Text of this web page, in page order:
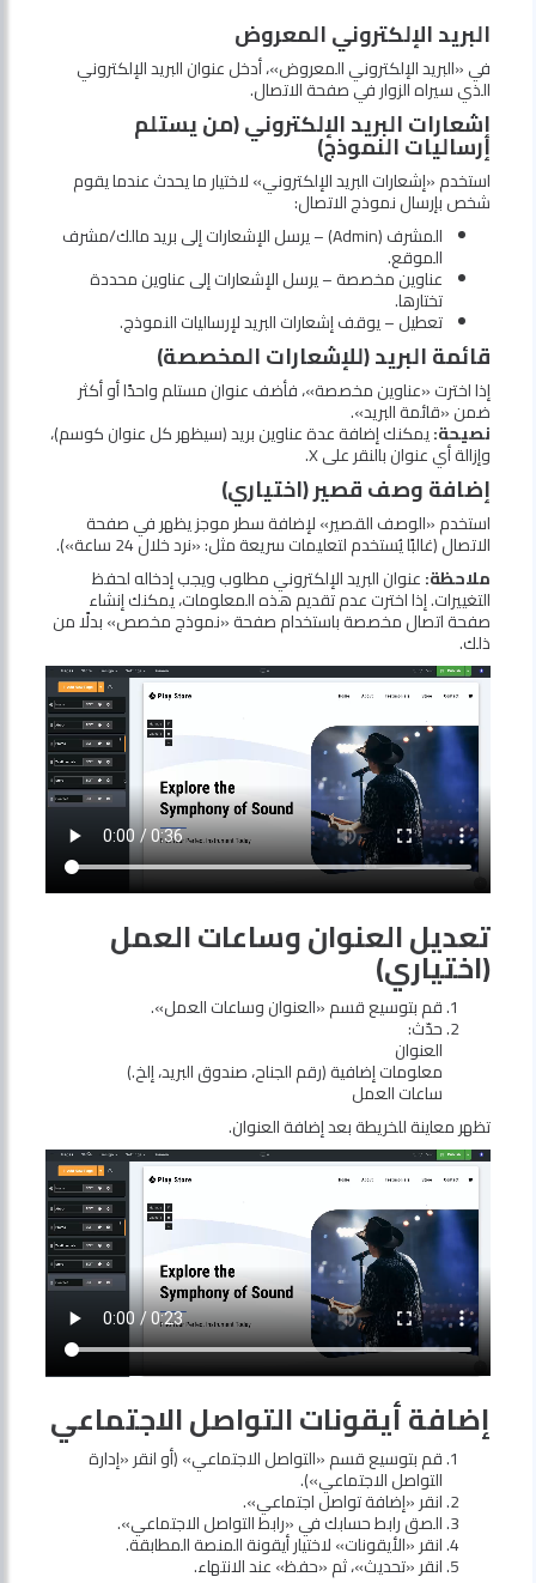
البريد الإلكتروني المعروض
في «البريد الإلكتروني المعروض»، أدخل عنوان البريد الإلكتروني
الذي سيراه الزوار في صفحة الاتصال.
إشعارات البريد الإلكتروني (من يستلم
إرساليات النموذج)
استخدم «إشعارات البريد الإلكتروني» لاختيار ما يحدث عندما يقوم
شخص بإرسال نموذج الاتصال:
المشرف (Admin) – يرسل الإشعارات إلى بريد مالك/مشرف
الموقع.
عناوين مخصصة – يرسل الإشعارات إلى عناوين محددة
تختارها.
تعطيل – يوقف إشعارات البريد لإرساليات النموذج.
قائمة البريد (للإشعارات المخصصة)
إذا اخترت «عناوين مخصصة»، فأضف عنوان مستلم واحدًا أو أكثر
ضمن «قائمة البريد».
نصيحة:يمكنك إضافة عدة عناوين بريد (سيظهر كل عنوان كوسم)،
وإزالة أي عنوان بالنقر على X.
إضافة وصف قصير (اختياري)
استخدم «الوصف القصير» لإضافة سطر موجز يظهر في صفحة
الاتصال (غالبًا يُستخدم لتعليمات سريعة مثل: «نرد خلال 24 ساعة»).
ملاحظة:عنوان البريد الإلكتروني مطلوب ويجب إدخاله لحفظ
التغييرات. إذا اخترت عدم تقديم هذه المعلومات، يمكنك إنشاء
صفحة اتصال مخصصة باستخدام صفحة «نموذج مخصص» بدلًا من
ذلك.
تعديل العنوان وساعات العمل
(اختياري)
قم بتوسيع قسم «العنوان وساعات العمل».
حدّث:
العنوان
معلومات إضافية (رقم الجناح، صندوق البريد، إلخ.)
ساعات العمل
تظهر معاينة للخريطة بعد إضافة العنوان.
إضافة أيقونات التواصل الاجتماعي
قم بتوسيع قسم «التواصل الاجتماعي» (أو انقر «إدارة
التواصل الاجتماعي»).
انقر «إضافة تواصل اجتماعي».
الصق رابط حسابك في «رابط التواصل الاجتماعي».
انقر «الأيقونات» لاختيار أيقونة المنصة المطابقة.
انقر «تحديث»، ثم «حفظ» عند الانتهاء.